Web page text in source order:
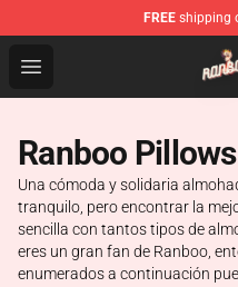
FREE shipping
Open menu
Ranboo Store -
Ranboo Pillows
Una cómoda y solidaria
tranquilo, pero encontrar la
sencilla con tantos tipos de
eres un gran fan de Ranboo,
enumerados a continuación